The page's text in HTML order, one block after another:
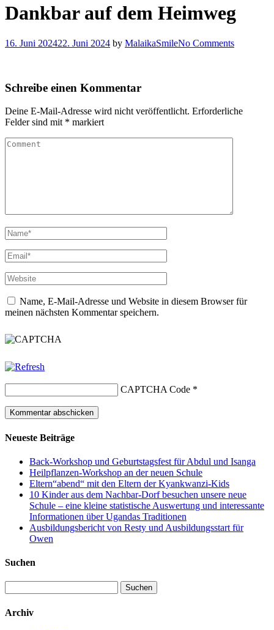
Dankbar auf dem Heimweg
16. Juni 202422. Juni 2024 by MalaikaSmileNo Comments
Schreibe einen Kommentar
Deine E-Mail-Adresse wird nicht veröffentlicht. Erforderliche
Felder sind mit * markiert
Name, E-Mail-Adresse und Website in diesem Browser für
meinen nächsten Kommentar speichern.
CAPTCHA Code *
Neueste Beiträge
Back-Workshop und Geburtstagsfest für Abdul und Isanga
Heilpflanzen-Workshop an der neuen Schule
Eltern“abend“ mit den Eltern der Kyankwanzi-Kids
10 Kinder aus dem Nachbar-Dorf besuchen unsere neue
Schule – eine kleine statistische Auswertung und interessante
Informationen über Ugandas Traditionen
Ausbildungsbericht von Resty und Ausbildungsstart für
Owen
Suchen
nach:
Archiv